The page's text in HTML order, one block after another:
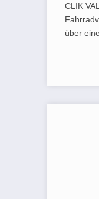
CLIK
über